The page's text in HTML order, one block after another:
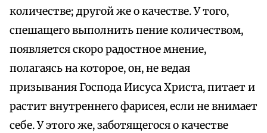
количестве; другой же о качестве. У того,
спешащего выполнить пение количеством,
появляется скоро радостное мнение,
полагаясь на которое, он, не ведая
призывания Господа Иисуса Христа, питает и
растит внутреннего фарисея, если не внимает
себе. У этого же, заботящегося о качестве